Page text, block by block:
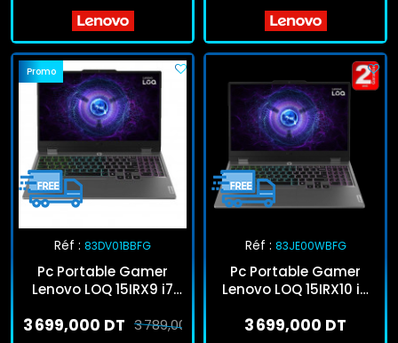
Promo
Réf : 83DV01BBFG
Pc Portable Gamer
Lenovo LOQ 15IRX9 i7
3 789,000 DT
3 699,000 DT
Réf : 83JE00WBFG
Pc Portable Gamer
Lenovo LOQ 15IRX10 i5
Windows 11
3 699,000 DT